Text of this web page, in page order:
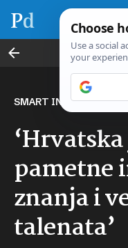
SMART INDUSTRY
pametne
znanja i
talenata’